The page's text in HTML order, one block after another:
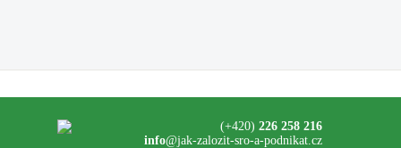
(+420) 226 258 216
info@jak-zalozit-sro-a-podnikat.cz